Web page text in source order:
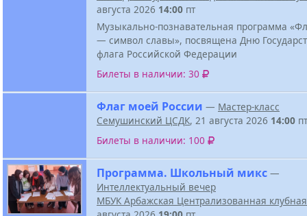
августа 2026 14:00 пт
Музыкально-познавательная программа
— символ славы», посвящена Дню
флага Российской Федерации
Билеты в наличии: 30
Флаг моей России — Мастер-класс
Семушинский ЦСДК, 21 августа 2026 14:00 пт
Билеты в наличии: 100
Программа. Школьный микс —
Интеллектуальный вечер
МБУК Арбажская Централизованная